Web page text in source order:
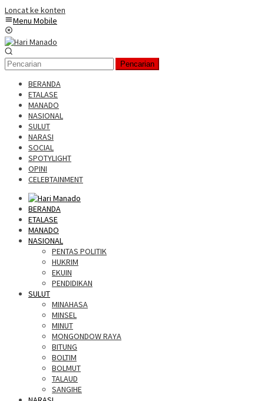
Loncat ke konten
Menu Mobile
Pencarian
BERANDA
ETALASE
MANADO
NASIONAL
SULUT
NARASI
SOCIAL
SPOTYLIGHT
OPINI
CELEBTAINMENT
BERANDA
ETALASE
MANADO
NASIONAL
PENTAS POLITIK
HUKRIM
EKUIN
PENDIDIKAN
SULUT
MINAHASA
MINSEL
MINUT
MONGONDOW RAYA
BITUNG
BOLTIM
BOLMUT
TALAUD
SANGIHE